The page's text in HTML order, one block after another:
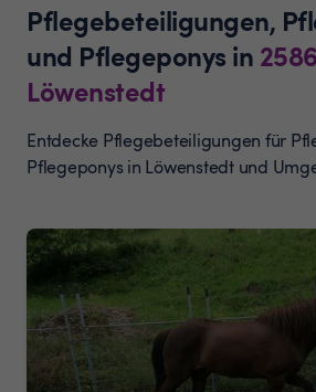
Pflegebeteiligungen,
und Pflegeponys in
Löwenstedt
Entdecke Pflegebeteiligungen für
Pflegeponys in Löwenstedt und